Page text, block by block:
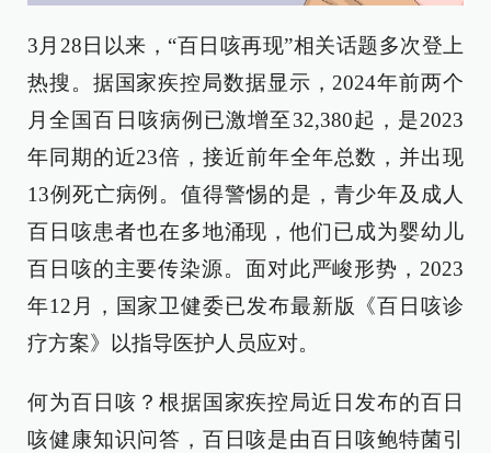
3月28日以来，“百日咳再现”相关话题多次登上
热搜。据国家疾控局数据显示，2024年前两个
月全国百日咳病例已激增至32,380起，是2023
年同期的近23倍，接近前年全年总数，并出现
13例死亡病例。值得警惕的是，青少年及成人
百日咳患者也在多地涌现，他们已成为婴幼儿
百日咳的主要传染源。面对此严峻形势，2023
年12月，国家卫健委已发布最新版《百日咳诊
疗方案》以指导医护人员应对。
何为百日咳？根据国家疾控局近日发布的百日
咳健康知识问答，百日咳是由百日咳鲍特菌引